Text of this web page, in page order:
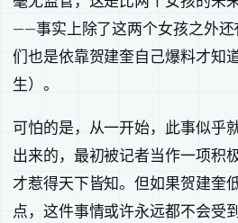
——事实上除了这两个女孩之外
们也是依靠贺建奎自己爆料才知
生）。
可怕的是，从一开始，此事似乎
出来的，最初被记者当作一项积
才惹得天下皆知。但如果贺建奎
点，这件事情或许永远都不会受